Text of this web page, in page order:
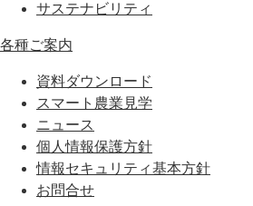
サステナビリティ
各種ご案内
資料ダウンロード
スマート農業見学
ニュース
個人情報保護方針
情報セキュリティ基本方針
お問合せ